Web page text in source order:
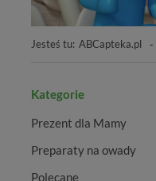
Jesteś tu: ABCapteka.pl
Kategorie
Prezent dla Mamy
Preparaty na owady
Polecane